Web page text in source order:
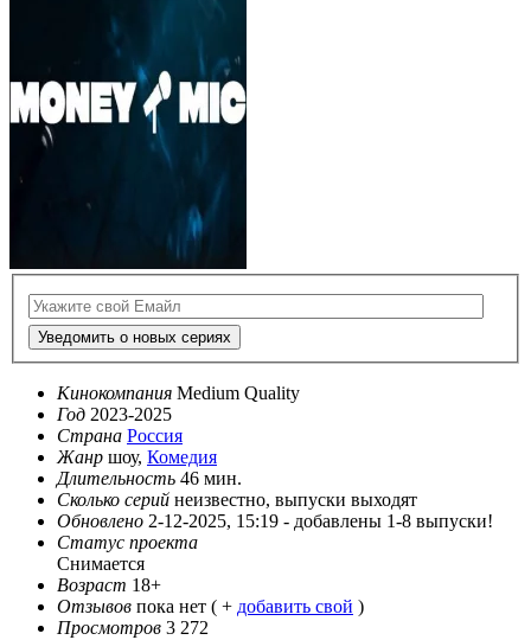
Уведомить о новых сериях
Кинокомпания Medium Quality
Год 2023-2025
Страна Россия
Жанр шоу, Комедия
Длительность 46 мин.
Сколько серий неизвестно, выпуски выходят
Обновлено 2-12-2025, 15:19 - добавлены 1-8 выпуски!
Статус проекта
Снимается
Возраст 18+
Отзывов пока нет ( + добавить свой )
Просмотров 3 272